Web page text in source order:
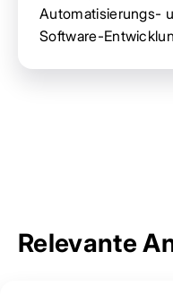
Automatisierungs-
Software-
Relevante